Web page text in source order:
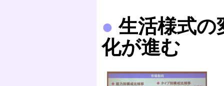
● 生活様式の
化が進む